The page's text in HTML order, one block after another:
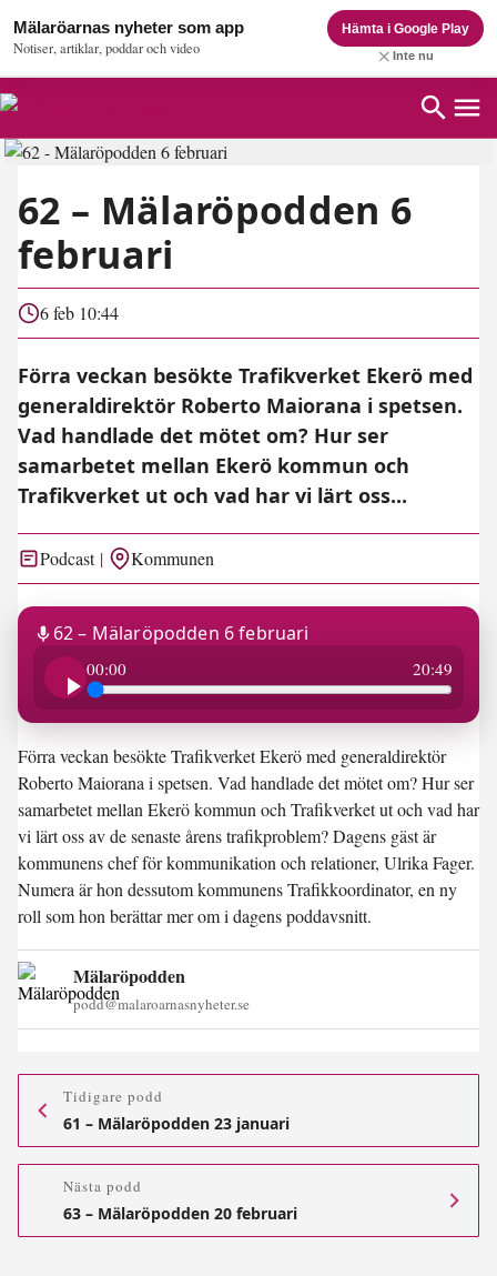
Mälaröarnas nyheter som app
Notiser, artiklar, poddar och video
Hämta i Google Play
Inte nu
62 – Mälaröpodden 6
februari
6 feb 10:44
Förra veckan besökte Trafikverket Ekerö med
generaldirektör Roberto Maiorana i spetsen.
Vad handlade det mötet om? Hur ser
samarbetet mellan Ekerö kommun och
Trafikverket ut och vad har vi lärt oss...
Podcast Kommunen
20:4962 – Mälaröpodden 6 februari
00:00 20:49
Förra veckan besökte Trafikverket Ekerö med generaldirektör
Roberto Maiorana i spetsen. Vad handlade det mötet om? Hur ser
samarbetet mellan Ekerö kommun och Trafikverket ut och vad har
vi lärt oss av de senaste årens trafikproblem? Dagens gäst är
kommunens chef för kommunikation och relationer, Ulrika Fager.
Numera är hon dessutom kommunens Trafikkoordinator, en ny
roll som hon berättar mer om i dagens poddavsnitt.
Mälaröpodden
podd@malaroarnasnyheter.se
Tidigare podd
61 – Mälaröpodden 23 januari
Nästa podd
63 – Mälaröpodden 20 februari